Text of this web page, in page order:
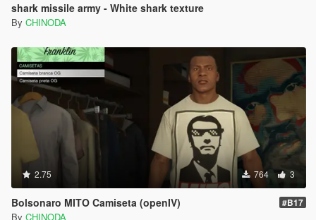
shark missile army - White shark texture
By CHINODA
2.75 764 3
Bolsonaro MITO Camiseta (openIV) #B17
By CHINODA